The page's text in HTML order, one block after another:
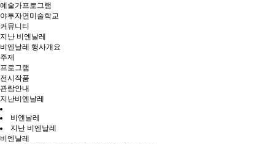
예술가프로그램
야투자연미술학교
커뮤니티
지난 비엔날레
비엔날레 행사개요
주제
프로그램
전시작품
관람안내
지난비엔날레
비엔날레
지난 비엔날레
비엔날레